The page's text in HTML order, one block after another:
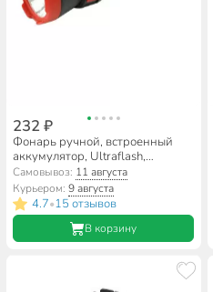
232 ₽
Фонарь ручной, встроенный
аккумулятор, Ultraflash,
LED3849, зарядка от сети 220
В, пластик, черный, 2 режима,
14931
Самовывоз: 11 августа
Курьером:9 августа
4.7•15 отзывов
В корзину